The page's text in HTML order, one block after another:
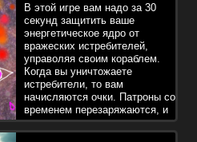
В этой игре вам надо за 30
секунд защитить ваше
энергетическое ядро от
вражеских истребителей,
управоляя своим кораблем.
Когда вы уничтожаете
истребители, то вам
начисляются очки. Патроны со
временем перезаряжаются, и
с помощью выстрелов , вы